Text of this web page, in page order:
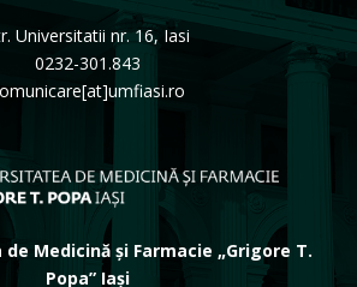
Universitatii nr. 16, Iasi
0232-301.843
Medicină și Farmacie „Grigore T.
Popa” Iași